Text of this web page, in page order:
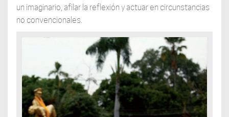
un imaginario, afilar la reflexión y actuar en circunstancias
no convencionales.